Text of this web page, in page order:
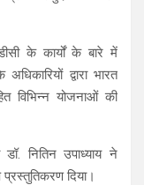
के कार्यों के बारे में
द्वारा भारत
विभिन्न योजनाओं की
नितिन उपाध्याय ने
प्रस्तुतिकरण दिया।